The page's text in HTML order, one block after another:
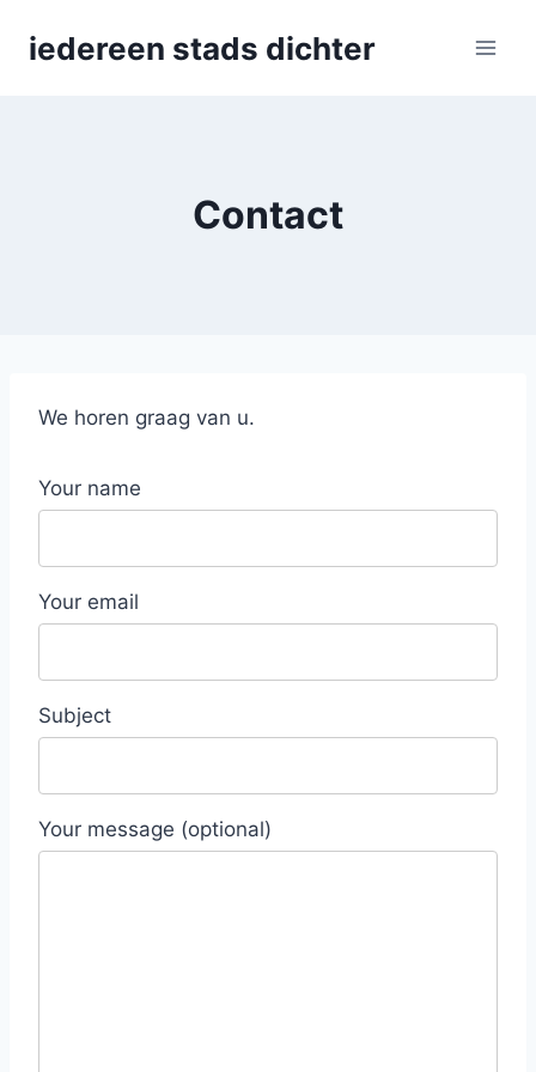
iedereen stads dichter
Contact
We horen graag van u.
Your name
Your email
Subject
Your message (optional)